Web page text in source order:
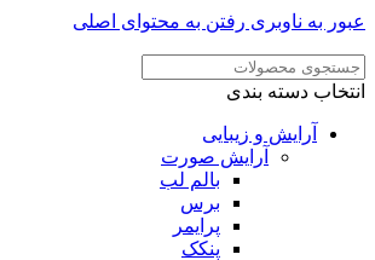
به ناوبریرفتن به محتوای اصلی
دسته بندی
آرایش و زیبایی
آرایش صورت
بالم لب
برس
پرایمر
پنکک